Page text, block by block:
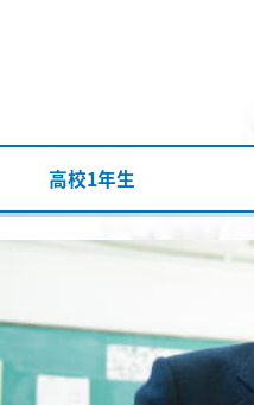
高校1年生